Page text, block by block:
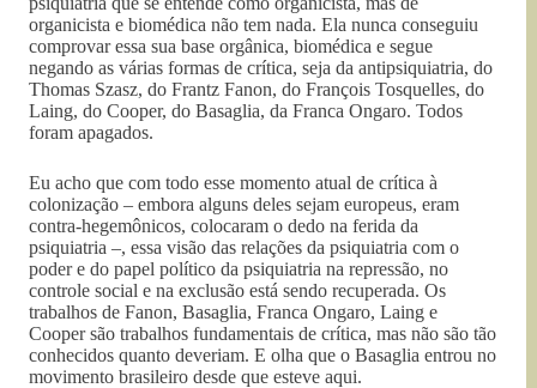
organicista e biomédica não tem nada. Ela nunca conseguiu
comprovar essa sua base orgânica, biomédica e segue
negando as várias formas de crítica, seja da antipsiquiatria, do
Thomas Szasz, do Frantz Fanon, do François Tosquelles, do
Laing, do Cooper, do Basaglia, da Franca Ongaro. Todos
foram apagados.
Eu acho que com todo esse momento atual de crítica à
colonização – embora alguns deles sejam europeus, eram
contra-hegemônicos, colocaram o dedo na ferida da
psiquiatria –, essa visão das relações da psiquiatria com o
poder e do papel político da psiquiatria na repressão, no
controle social e na exclusão está sendo recuperada. Os
trabalhos de Fanon, Basaglia, Franca Ongaro, Laing e
Cooper são trabalhos fundamentais de crítica, mas não são tão
conhecidos quanto deveriam. E olha que o Basaglia entrou no
movimento brasileiro desde que esteve aqui.